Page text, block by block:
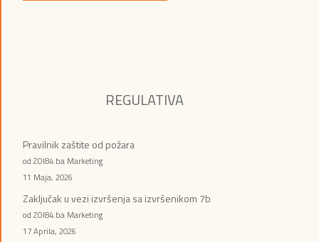
REGULATIVA
Pravilnik zaštite od požara
od ZOI84.ba Marketing
11 Maja, 2026
Zaključak u vezi izvršenja sa izvršenikom 7b
od ZOI84.ba Marketing
17 Aprila, 2026